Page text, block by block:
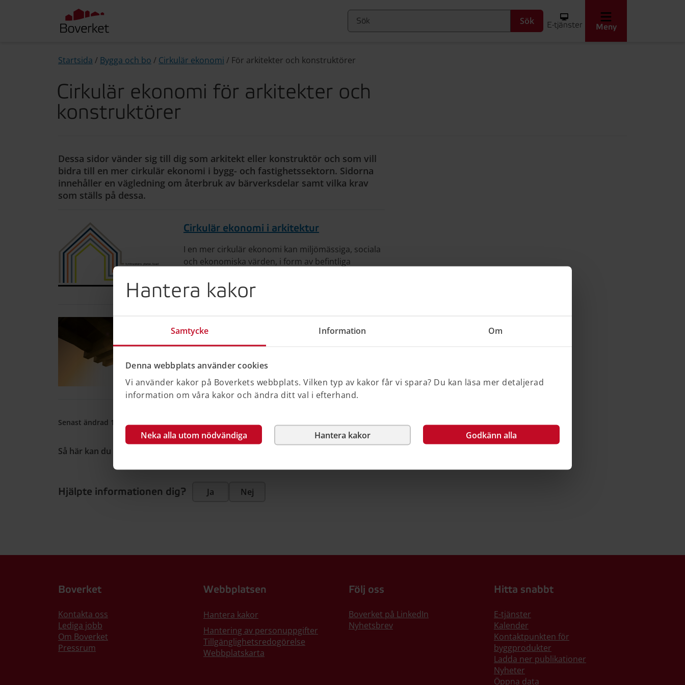
Hantera kakor
Samtycke Information Om
Denna webbplats använder cookies
Vi använder kakor på Boverkets webbplats. Vilken typ av kakor får vi spara? Du kan läsa mer detaljerad
information om våra kakor och ändra ditt val i efterhand.
Neka alla utom nödvändiga Hantera kakor Godkänn alla
Sök E-tjänster Meny
Startsida / Bygga och bo / Cirkulär ekonomi / För arkitekter och konstruktörer
Cirkulär ekonomi för arkitekter och
konstruktörer
Dessa sidor vänder sig till dig som arkitekt eller konstruktör och som vill
bidra till en mer cirkulär ekonomi i bygg- och fastighetssektorn. Sidorna
innehåller en vägledning om återbruk av bärverksdelar samt vilka krav
som ställs på dessa.
Cirkulär ekonomi i arkitektur
I en mer cirkulär ekonomi kan miljömässiga, sociala
och ekonomiska värden, i form av befintliga
tillvara i större utsträckning och under en längre tid.
Återbruk har potential att spara resurser och
nytt. Boverkets vägledning om återbruk klargör vilka
krav som ställs på återbrukade bärverksdelar.
Senast ändrad 10 juni 2024 • Publicerad 28 juni 2023
Så här kan du källhänvisa till denna sida
Hjälpte informationen dig? Ja Nej
Boverket
Kontakta oss
Lediga jobb
Om Boverket
Pressrum
Webbplatsen
Hantera kakor
Hantering av personuppgifter
Tillgänglighetsredogörelse
Webbplatskarta
Följ oss
Boverket på LinkedIn
Nyhetsbrev
Hitta snabbt
E-tjänster
Kalender
Kontaktpunkten för
byggprodukter
Ladda ner publikationer
Nyheter
Öppna data